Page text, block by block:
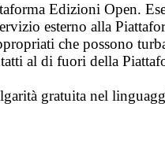
Edizioni Open.
esterno alla
che possono
al di fuori della
gratuita nel